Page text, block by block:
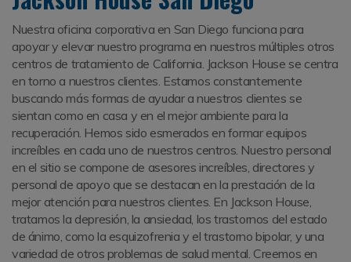
Nuestra oficina corporativa en San Diego funciona para
apoyar y elevar nuestro programa en nuestros múltiples otros
centros de tratamiento de California. Jackson House se centra
en torno a nuestros clientes. Estamos constantemente
buscando más formas de ayudar a nuestros clientes se
sientan como en casa y en el mejor ambiente para la
recuperación. Hemos sido esmerados en formar equipos
increíbles en cada uno de nuestros centros. Nuestro personal
en el sitio se compone de asesores increíbles, directores y
personal de apoyo que se destacan en la prestación de la
mejor atención para nuestros clientes. En Jackson House,
tratamos la depresión, la ansiedad, los trastornos del estado
de ánimo, como la esquizofrenia y el trastorno bipolar, y una
variedad de otros problemas de salud mental. Creemos en